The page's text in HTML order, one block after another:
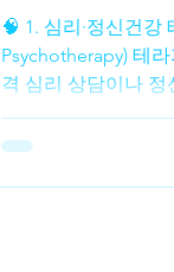
🧠 1. 심리·정신건강 테라피
Psychotherapy) 테
격 심리 상담이나 정
는 전문가 자격과
가격 마사지가격 상